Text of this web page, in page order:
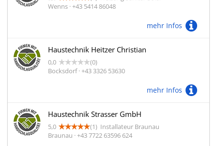
Wenns · +43 5414 86048
mehr Infos
Haustechnik Heitzer Christian
0,0
(0)
Bocksdorf · +43 3326 53630
mehr Infos
Haustechnik Strasser GmbH
5,0 (1) Installateur Braunau
Braunau · +43 7722 63596 624